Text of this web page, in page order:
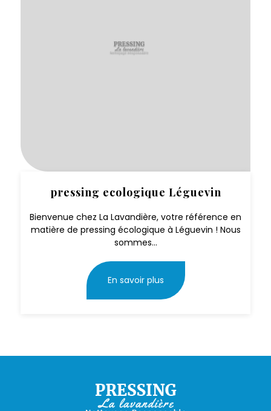
pressing ecologique Léguevin
Bienvenue chez La Lavandière, votre référence en
matière de pressing écologique à Léguevin ! Nous
sommes...
En savoir plus